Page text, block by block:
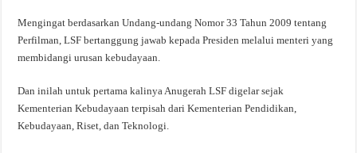
Mengingat berdasarkan Undang-undang Nomor 33 Tahun 2009 tentang
Perfilman, LSF bertanggung jawab kepada Presiden melalui menteri yang
membidangi urusan kebudayaan.
Dan inilah untuk pertama kalinya Anugerah LSF digelar sejak
Kementerian Kebudayaan terpisah dari Kementerian Pendidikan,
Kebudayaan, Riset, dan Teknologi.